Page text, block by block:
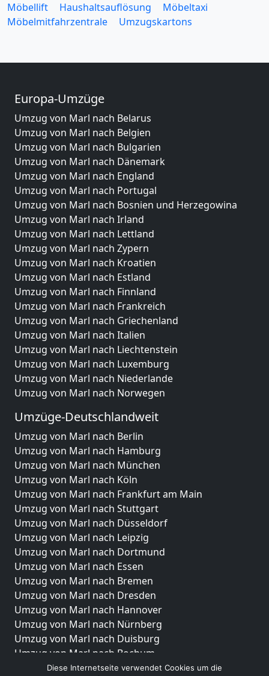
Möbellift
Haushaltsauflösung
Möbeltaxi
Möbelmitfahrzentrale
Umzugskartons
Europa-Umzüge
Umzug von Marl nach Belarus
Umzug von Marl nach Belgien
Umzug von Marl nach Bulgarien
Umzug von Marl nach Dänemark
Umzug von Marl nach England
Umzug von Marl nach Portugal
Umzug von Marl nach Bosnien und Herzegowina
Umzug von Marl nach Irland
Umzug von Marl nach Lettland
Umzug von Marl nach Zypern
Umzug von Marl nach Kroatien
Umzug von Marl nach Estland
Umzug von Marl nach Finnland
Umzug von Marl nach Frankreich
Umzug von Marl nach Griechenland
Umzug von Marl nach Italien
Umzug von Marl nach Liechtenstein
Umzug von Marl nach Luxemburg
Umzug von Marl nach Niederlande
Umzug von Marl nach Norwegen
Umzüge-Deutschlandweit
Umzug von Marl nach Berlin
Umzug von Marl nach Hamburg
Umzug von Marl nach München
Umzug von Marl nach Köln
Umzug von Marl nach Frankfurt am Main
Umzug von Marl nach Stuttgart
Umzug von Marl nach Düsseldorf
Umzug von Marl nach Leipzig
Umzug von Marl nach Dortmund
Umzug von Marl nach Essen
Umzug von Marl nach Bremen
Umzug von Marl nach Dresden
Umzug von Marl nach Hannover
Umzug von Marl nach Nürnberg
Umzug von Marl nach Duisburg
Umzug von Marl nach Bochum
Umzug von Marl nach Wuppertal
Diese Internetseite verwendet Cookies um die